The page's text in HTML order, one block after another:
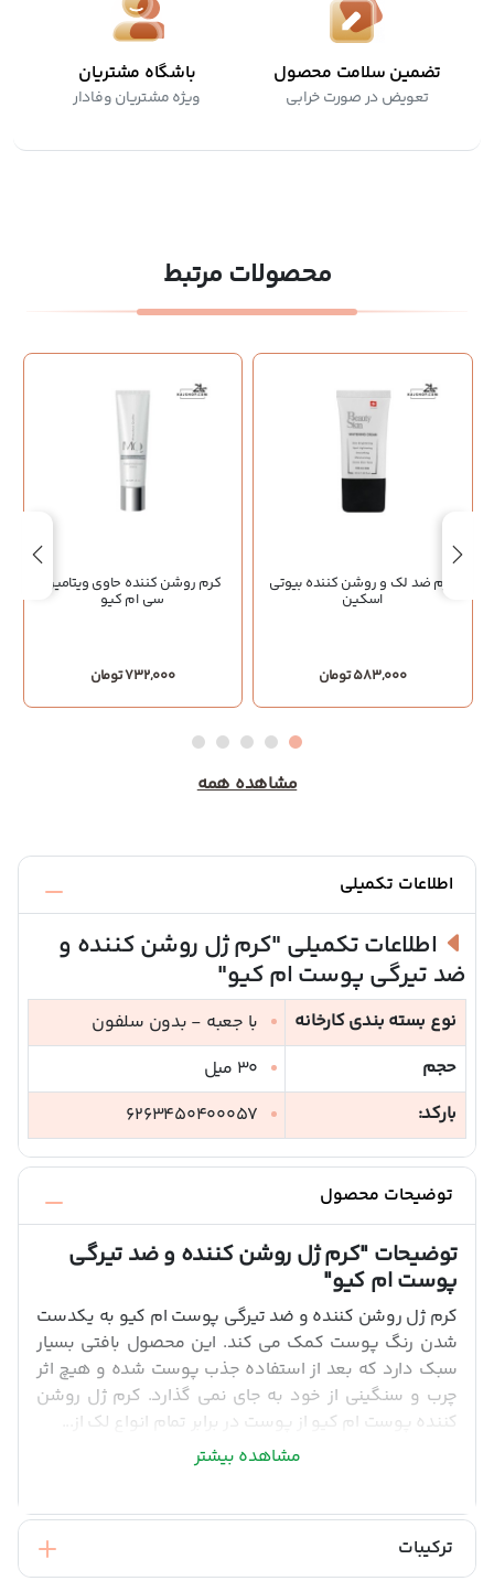
تضمین سلامت محصول
تعویض در صورت خرابی
باشگاه مشتریان
ویژه مشتریان وفادار
محصولات مرتبط
کرم ضد لک و روشن کننده بیوتی
اسکین
583,000 تومان
کرم روشن کننده حاوی ویتامین
سی ام کیو
732,000 تومان
مشاهده همه
اطلاعات تکمیلی
اطلاعات تکمیلی "کرم ژل روشن کننده و
ضد تیرگی پوست ام کیو"
نوع بسته بندی کارخانه
با جعبه - بدون سلفون
حجم
30 میل
بارکد:
6263450400057
توضیحات محصول
توضیحات"کرم ژل روشن کننده و ضد تیرگی
پوست ام کیو"
کرم ژل روشن کننده و ضد تیرگی پوست ام کیو به یکدست
شدن رنگ پوست کمک می کند. این محصول بافتی بسیار
سبک دارد که بعد از استفاده جذب پوست شده و هیچ اثر
چرب و سنگینی از خود به جای نمی گذارد. کرم ژل روشن
کننده پوست ام کیو از پوست در برابر تمام انواع لک از...
مشاهده بیشتر
ترکیبات